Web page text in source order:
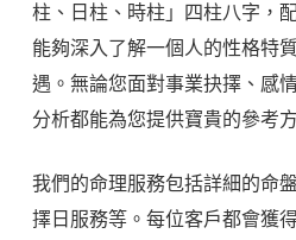
柱、日柱、時柱」四柱八字，
能夠深入了解一個人的性格特
遇。無論您面對事業抉擇、感
分析都能為您提供寶貴的參考
我們的命理服務包括詳細的命
擇日服務等。每位客戶都會獲